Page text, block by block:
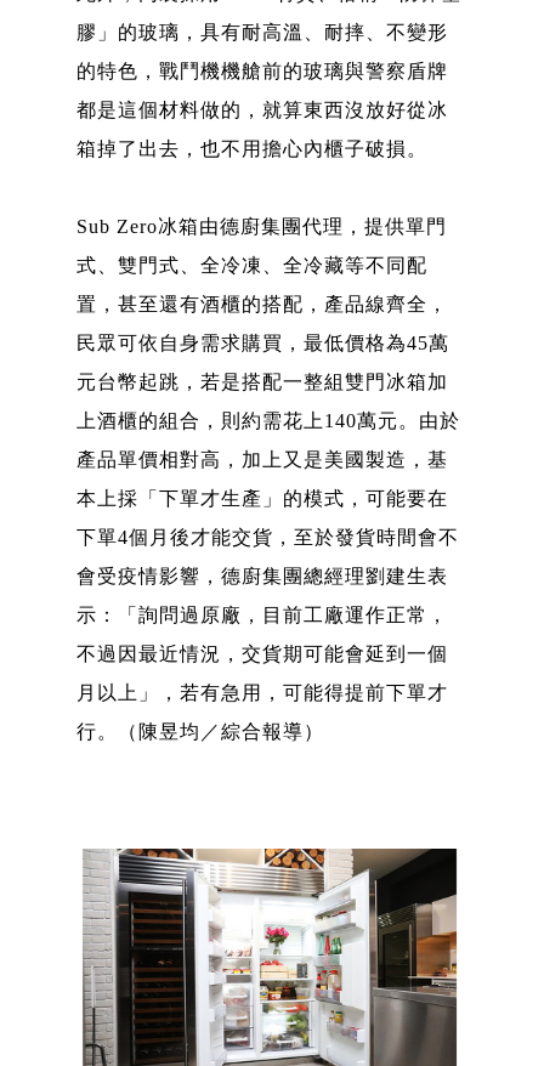
膠」的玻璃，具有耐高溫、耐摔、不變形
的特色，戰鬥機機艙前的玻璃與警察盾牌
都是這個材料做的，就算東西沒放好從冰
箱掉了出去，也不用擔心內櫃子破損。
Sub Zero冰箱由德廚集團代理，提供單門
式、雙門式、全冷凍、全冷藏等不同配
置，甚至還有酒櫃的搭配，產品線齊全，
民眾可依自身需求購買，最低價格為45萬
元台幣起跳，若是搭配一整組雙門冰箱加
上酒櫃的組合，則約需花上140萬元。由於
產品單價相對高，加上又是美國製造，基
本上採「下單才生產」的模式，可能要在
下單4個月後才能交貨，至於發貨時間會不
會受疫情影響，德廚集團總經理劉建生表
示：「詢問過原廠，目前工廠運作正常，
不過因最近情況，交貨期可能會延到一個
月以上」，若有急用，可能得提前下單才
行。（陳昱均／綜合報導）